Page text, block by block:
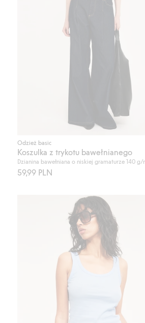
Odzież basic
Koszulka z trykotu bawełnianego
Dzianina bawełniana o niskiej gramaturze 140 g/
59,99 PLN